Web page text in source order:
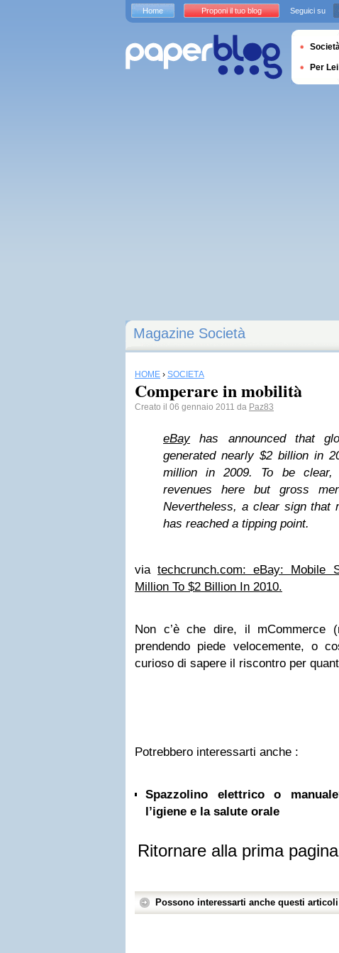
Magazine Società
HOME › SOCIETÀ
Comperare in mobilità
Creato il 06 gennaio 2011 da Paz83
eBayhas announced that
generated nearly $2 billion in
million in 2009. To be clear,
revenues here but gross
Nevertheless, a clear sign that
has reached a tipping point.
viatechcrunch.com: eBay: Mobile
Million To $2 Billion In 2010.
Non c’è che dire, il mCommerce
prendendo piede velocemente, o
curioso di sapere il riscontro per
Potrebbero interessarti anche :
Spazzolino elettrico o
l’igiene e la salute orale
Ritornare alla prima
Possono interessarti anche questi
Home Proponi il tuo blog Seguici su
Per Lei